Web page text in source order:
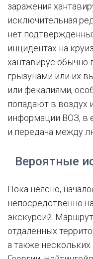
заражения
исключительная
нет
инцидентах на
хантавирус обычно
грызунами или их
или фекалиями,
попадают в воздух
информации ВОЗ, в
и передача между
Вероятные
Пока неясно,
непосредственно
экскурсий.
отдаленных
а также